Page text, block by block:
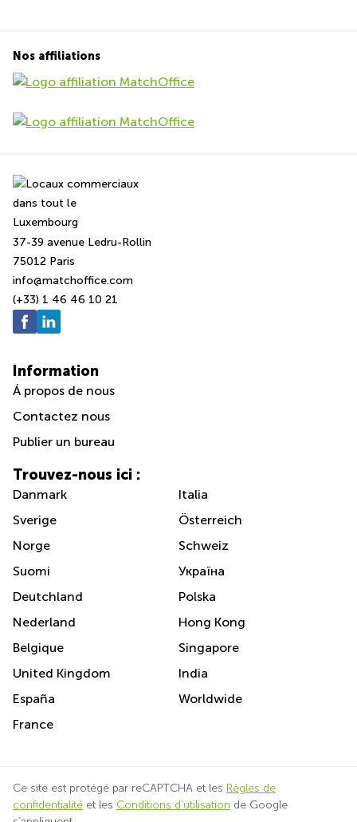
Nos affiliations
37-39 avenue Ledru-Rollin
75012 Paris
info@matchoffice.com
(+33) 1 46 46 10 21
Information
Á propos de nous
Contactez nous
Publier un bureau
Trouvez-nous ici :
Danmark
Sverige
Norge
Suomi
Deutchland
Nederland
Belgique
United Kingdom
España
France
Italia
Österreich
Schweiz
Україна
Polska
Hong Kong
Singapore
India
Worldwide
Ce site est protégé par reCAPTCHA et les Règles de
confidentialité et les Conditions d’utilisation de Google